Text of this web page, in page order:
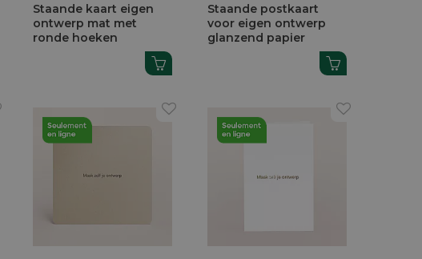
Staande kaart eigen
ontwerp mat met
ronde hoeken
Staande postkaart
voor eigen ontwerp
glanzend papier